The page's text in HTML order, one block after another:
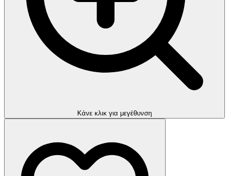
Kάνε κλικ για μεγέθυνση